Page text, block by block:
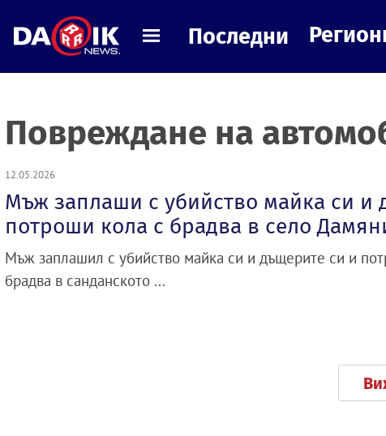
Последни
Повреждане на
12.05.2026
Мъж заплаши с убийство майка си и
потроши кола с брадва в село
Мъж заплашил с убийство майка си и дъщерите си и
брадва в санданското ...